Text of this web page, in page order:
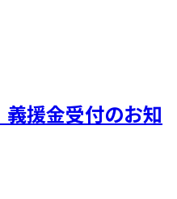
義援金受付のお知